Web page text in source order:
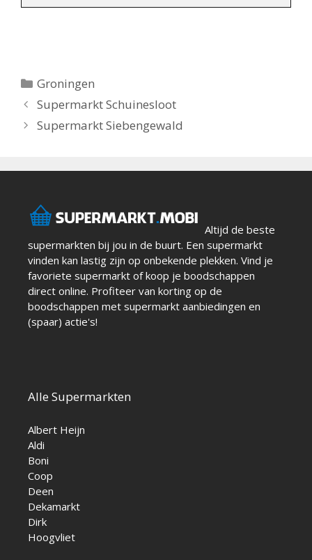
Categorieën
Groningen
Berichtnavigatie
Supermarkt Schuinesloot
Supermarkt Siebengewald
Altijd de beste
supermarkten bij jou in de buurt. Een supermarkt
vinden kan lastig zijn op onbekende plekken. Vind je
favoriete supermarkt of koop je boodschappen
direct online. Profiteer van korting op de
boodschappen met supermarkt aanbiedingen en
(spaar) actie's!
Alle Supermarkten
Albert Heijn
Aldi
Boni
Coop
Deen
Dekamarkt
Dirk
Hoogvliet